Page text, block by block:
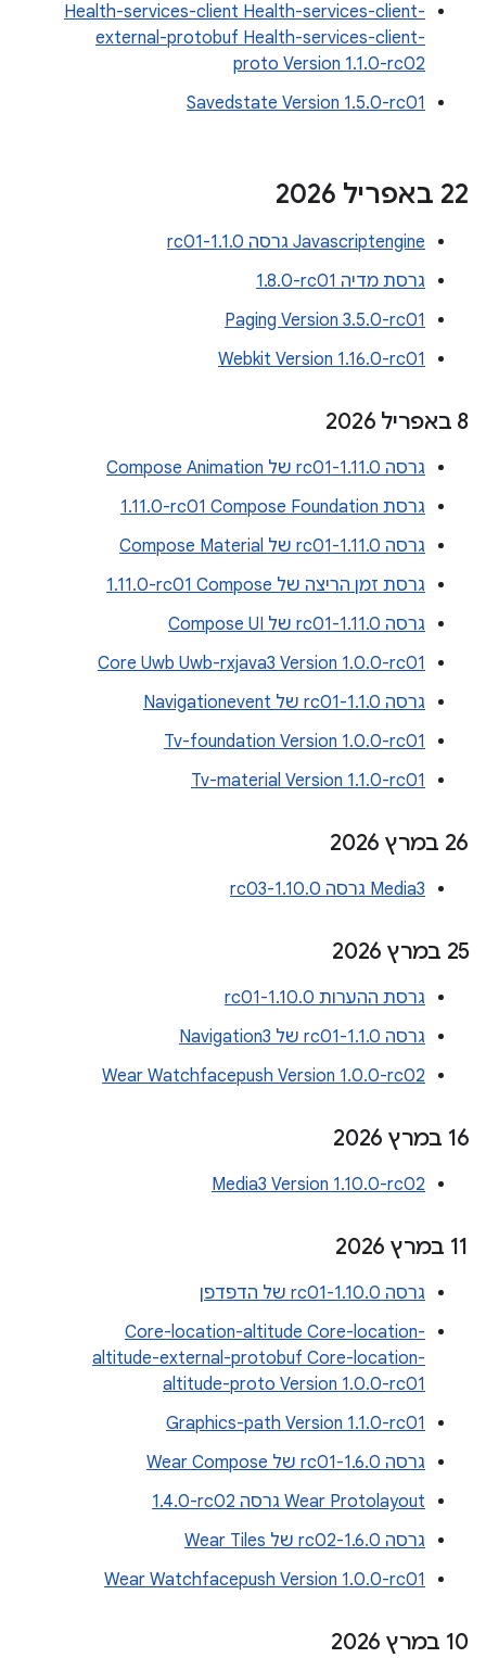
Health-services-client Health-services-client-
external-protobuf Health-services-client-
proto Version 1.1.0-rc02
Savedstate Version 1.5.0-rc01
‫22 באפריל 2026
Javascriptengine גרסה 1.1.0-rc01
גרסת מדיה ‎1.8.0-rc01
Paging Version 3.5.0-rc01
Webkit Version 1.16.0-rc01
‫8 באפריל 2026
גרסה 1.11.0-rc01 של Compose Animation
גרסת Compose Foundation‏ ‎1.11.0-rc01
גרסה 1.11.0-rc01 של Compose Material
גרסת זמן הריצה של Compose‏ ‎1.11.0-rc01
גרסה 1.11.0-rc01 של Compose UI
Core Uwb Uwb-rxjava3 Version 1.0.0-rc01
גרסה 1.1.0-rc01 של Navigationevent
Tv-foundation Version 1.0.0-rc01
Tv-material Version 1.1.0-rc01
‫26 במרץ 2026
Media3 גרסה 1.10.0-rc03
‫25 במרץ 2026
גרסת ההערות 1.10.0-rc01
גרסה 1.1.0-rc01 של Navigation3
Wear Watchfacepush Version 1.0.0-rc02
‫16 במרץ 2026
Media3 Version 1.10.0-rc02
‫11 במרץ 2026
גרסה 1.10.0-rc01 של הדפדפן
Core-location-altitude Core-location-
altitude-external-protobuf Core-location-
altitude-proto Version 1.0.0-rc01
Graphics-path Version 1.1.0-rc01
גרסה 1.6.0-rc01 של Wear Compose
Wear Protolayout גרסה ‎1.4.0-rc02
גרסה 1.6.0-rc02 של Wear Tiles
Wear Watchfacepush Version 1.0.0-rc01
‫10 במרץ 2026